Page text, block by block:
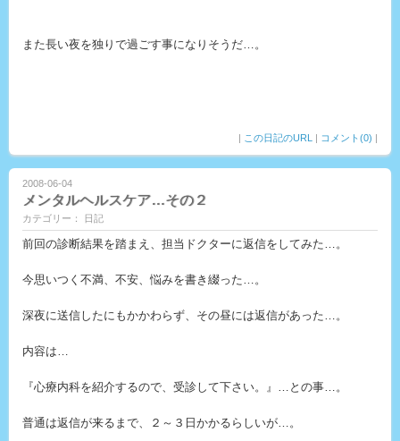
また長い夜を独りで過ごす事になりそうだ…。
| この日記のURL | コメント(0) |
2008-06-04
メンタルヘルスケア…その２
カテゴリー： 日記
前回の診断結果を踏まえ、担当ドクターに返信をしてみた…。
今思いつく不満、不安、悩みを書き綴った…。
深夜に送信したにもかかわらず、その昼には返信があった…。
内容は…
『心療内科を紹介するので、受診して下さい。』…との事…。
普通は返信が来るまで、２～３日かかるらしいが…。